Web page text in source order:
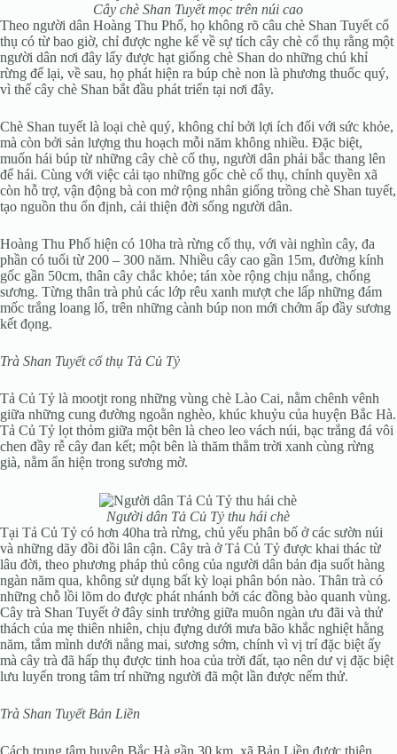
Cây chè Shan Tuyết mọc trên núi cao
Theo người dân Hoàng Thu Phố, họ không rõ câu chè Shan Tuyết cổ
thụ có từ bao giờ, chỉ được nghe kể về sự tích cây chè cổ thụ rằng một
người dân nơi đây lấy được hạt giống chè Shan do những chú khỉ
rừng để lại, về sau, họ phát hiện ra búp chè non là phương thuốc quý,
vì thế cây chè Shan bắt đầu phát triển tại nơi đây.
Chè Shan tuyết là loại chè quý, không chỉ bởi lợi ích đối với sức khỏe,
mà còn bởi sản lượng thu hoạch mỗi năm không nhiều. Đặc biệt,
muốn hái búp từ những cây chè cổ thụ, người dân phải bắc thang lên
để hái. Cùng với việc cải tạo những gốc chè cổ thụ, chính quyền xã
còn hỗ trợ, vận động bà con mở rộng nhân giống trồng chè Shan tuyết,
tạo nguồn thu ổn định, cải thiện đời sống người dân.
Hoàng Thu Phố hiện có 10ha trà rừng cổ thụ, với vài nghìn cây, đa
phần có tuổi từ 200 – 300 năm. Nhiều cây cao gần 15m, đường kính
gốc gần 50cm, thân cây chắc khỏe; tán xòe rộng chịu nắng, chống
sương. Từng thân trà phủ các lớp rêu xanh mượt che lấp những đám
mốc trắng loang lổ, trên những cành búp non mới chớm ấp đầy sương
kết đọng.
Trà Shan Tuyết cổ thụ Tả Củ Tỷ
Tả Củ Tỷ là mootjt rong những vùng chè Lào Cai, nằm chênh vênh
giữa những cung đường ngoằn nghèo, khúc khuỷu của huyện Bắc Hà.
Tả Củ Tỷ lọt thỏm giữa một bên là cheo leo vách núi, bạc trắng đá vôi
chen đầy rễ cây đan kết; một bên là thăm thẳm trời xanh cùng rừng
già, nằm ẩn hiện trong sương mờ.
Người dân Tả Củ Tỷ thu hái chè
Tại Tả Củ Tỷ có hơn 40ha trà rừng, chủ yếu phân bố ở các sườn núi
và những dãy đồi đồi lân cận. Cây trà ở Tả Củ Tỷ được khai thác từ
lâu đời, theo phương pháp thủ công của người dân bản địa suốt hàng
ngàn năm qua, không sử dụng bất kỳ loại phân bón nào. Thân trà có
những chỗ lồi lõm do được phát nhánh bởi các đồng bào quanh vùng.
Cây trà Shan Tuyết ở đây sinh trưởng giữa muôn ngàn ưu đãi và thử
thách của mẹ thiên nhiên, chịu đựng dưới mưa bão khắc nghiệt hằng
năm, tắm mình dưới nắng mai, sương sớm, chính vì vị trí đặc biệt ấy
mà cây trà đã hấp thụ được tinh hoa của trời đất, tạo nên dư vị đặc biệt
lưu luyến trong tâm trí những người đã một lần được nếm thử.
Trà Shan Tuyết Bản Liền